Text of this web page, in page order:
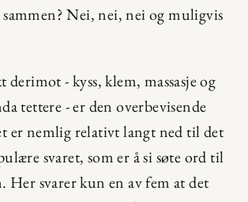
sammen? Nei, nei, nei og muligvis
derimot - kyss, klem, massasje og
tettere - er den overbevisende
er nemlig relativt langt ned til det
svaret, som er å si søte ord til
Her svarer kun en av fem at det